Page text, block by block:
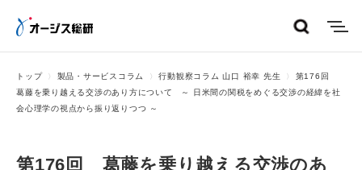
トップ 製品・サービスコラム 行動観察コラム 山口 裕幸 先生
第176回
葛藤を乗り越える交渉のあり方について ～ 日米間の関税をめぐる交渉の経緯を社
会心理学の視点から振り返りつつ ～
第176回 葛藤を乗り越える交渉のあ